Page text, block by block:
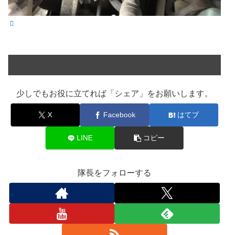
少しでもお役に立てれば「シェア」をお願いします。
X Facebook はてブ
LINE コピー
隊長をフォローする